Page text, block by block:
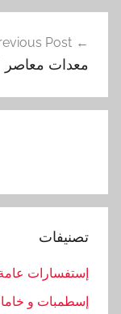
ا
ي
ت
ع
د
ا
ت
المقالات
Post
معدات معاصر
تصنيفات
إستفسارات
إسطمبات و